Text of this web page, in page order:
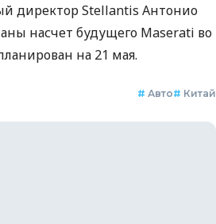
директор Stellantis Антонио
насчет будущего Maserati во
на 21 мая.
# Авто# Китай